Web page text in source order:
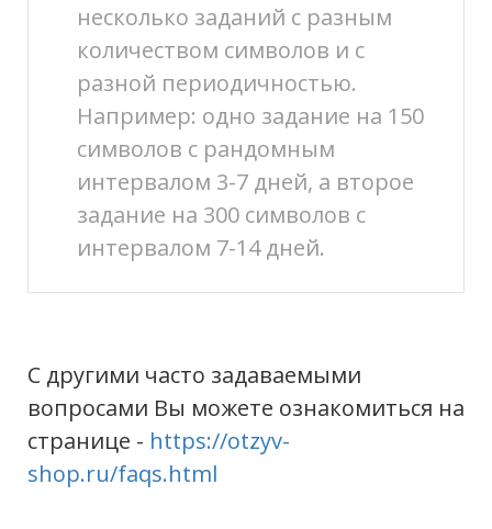
несколько заданий с разным
количеством символов и с
разной периодичностью.
Например: одно задание на 150
символов с рандомным
интервалом 3-7 дней, а второе
задание на 300 символов с
интервалом 7-14 дней.
С другими часто задаваемыми
вопросами Вы можете ознакомиться на
странице - https://otzyv-
shop.ru/faqs.html